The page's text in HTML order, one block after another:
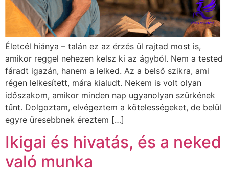
Életcél hiánya – talán ez az érzés ül rajtad most is,
amikor reggel nehezen kelsz ki az ágyból. Nem a tested
fáradt igazán, hanem a lelked. Az a belső szikra, ami
régen lelkesített, mára kialudt. Nekem is volt olyan
időszakom, amikor minden nap ugyanolyan szürkének
tűnt. Dolgoztam, elvégeztem a kötelességeket, de belül
egyre üresebbnek éreztem […]
Ikigai és hivatás, és a neked
való munka